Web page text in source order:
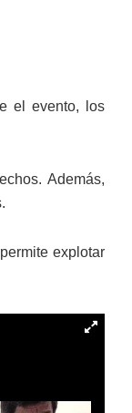
el evento, los
Además,
explotar